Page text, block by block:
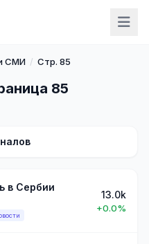
СМИ / Стр. 85
85
в Сербии
13.0k
+0.0%